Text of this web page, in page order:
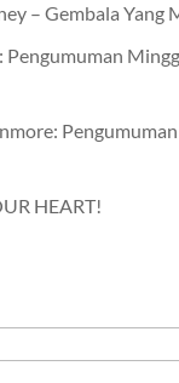
– Gembala Yang
HEART!